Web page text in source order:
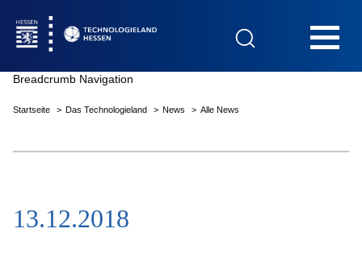
Das Technologieland
Breadcrumb Navigation
Startseite Das Technologieland News Alle News
13.12.2018